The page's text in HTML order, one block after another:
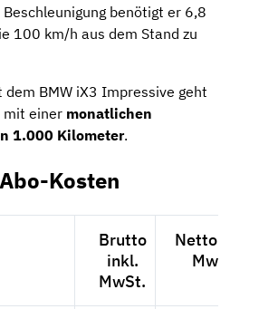
benötigt er 6,8
100 km/h aus dem Stand zu
dem BMW iX3 Impressive geht
mit einer monatlichen
1.000 Kilometer.
Kosten
Brutto
inkl.
MwSt.
Netto exkl.
MwSt.